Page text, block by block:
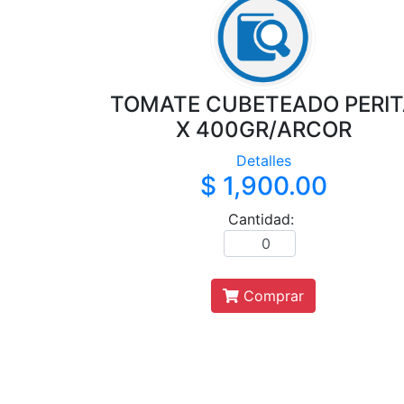
TOMATE CUBETEADO
X 400GR/ARCOR
Detalles
$ 1,900.00
Cantidad:
Comprar